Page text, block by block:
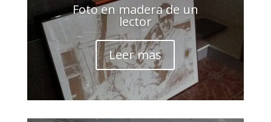
Foto en madera de un
lector
Leer mas